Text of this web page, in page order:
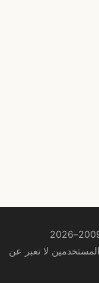
لا تعبر عن